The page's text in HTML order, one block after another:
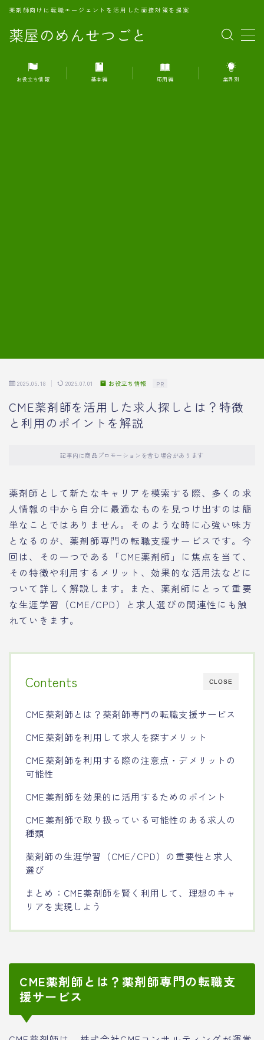
薬屋のめんせつごと
薬剤師向けに転職エージェントを活用した面接対策を提案
MENU
1.転職エージェントとは何か？
お役立ち情報 基本編 応用編 業界別
2025.05.18 2025.07.01 お役立ち情報 PR
CME薬剤師を活用した求人探しとは？特徴
と利用のポイントを解説
記事内に商品プロモーションを含む場合があります
薬剤師として新たなキャリアを模索する際、多くの求
人情報の中から自分に最適なものを見つけ出すのは簡
単なことではありません。そのような時に心強い味方
となるのが、薬剤師専門の転職支援サービスです。今
回は、その一つである「CME薬剤師」に焦点を当て、
その特徴や利用するメリット、効果的な活用法などに
ついて詳しく解説します。また、薬剤師にとって重要
な生涯学習（CME/CPD）と求人選びの関連性にも触
れていきます。
CLOSE
Contents
CME薬剤師とは？薬剤師専門の転職支援サービス
CME薬剤師を利用して求人を探すメリット
CME薬剤師を利用する際の注意点・デメリットの
可能性
CME薬剤師を効果的に活用するためのポイント
CME薬剤師で取り扱っている可能性のある求人の
種類
薬剤師の生涯学習（CME/CPD）の重要性と求人
選び
まとめ：CME薬剤師を賢く利用して、理想のキャ
リアを実現しよう
CME薬剤師とは？薬剤師専門の転職支
援サービス